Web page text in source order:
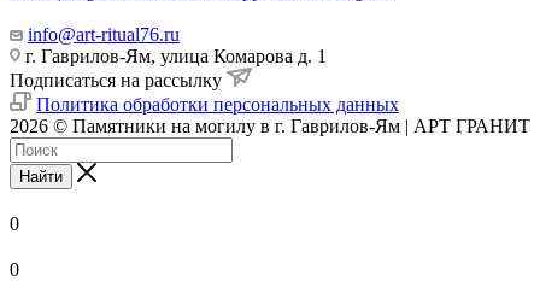
info@art-ritual76.ru
г. Гаврилов-Ям, улица Комарова д. 1
Подписаться на рассылку
Политика обработки персональных данных
2026 © Памятники на могилу в г. Гаврилов-Ям | АРТ ГРАНИТ
Найти
0
0